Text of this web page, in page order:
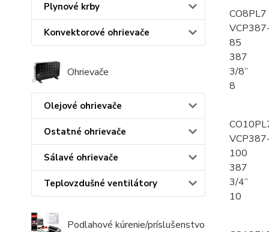
Plynové krby
Konvektorové ohrievače
Ohrievače
Olejové ohrievače
Ostatné ohrievače
Sálavé ohrievače
Teplovzdušné ventilátory
Podlahové kúrenie/príslušenstvo
CO8PL7
85
387
3/8”
8
100
387
3/4”
10